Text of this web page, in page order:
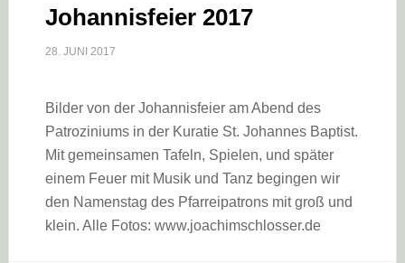
Johannisfeier 2017
28. JUNI 2017
Bilder von der Johannisfeier am Abend des
Patroziniums in der Kuratie St. Johannes Baptist.
Mit gemeinsamen Tafeln, Spielen, und später
einem Feuer mit Musik und Tanz begingen wir
den Namenstag des Pfarreipatrons mit groß und
klein. Alle Fotos: www.joachimschlosser.de